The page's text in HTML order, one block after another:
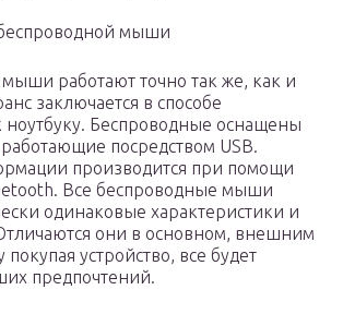
мыши
работают точно так же, как и
заключается в способе
ноутбуку. Беспроводные оснащены
посредством USB.
производится при помощи
Все беспроводные мыши
одинаковые характеристики и
они в основном, внешним
устройство, все будет
предпочтений.